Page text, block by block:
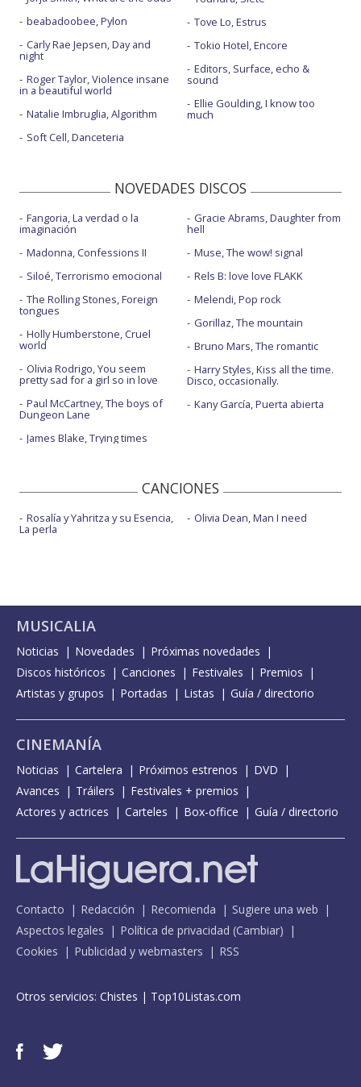
beabadoobee, Pylon
Carly Rae Jepsen, Day and
night
Roger Taylor, Violence insane
in a beautiful world
Natalie Imbruglia, Algorithm
Soft Cell, Danceteria
Tove Lo, Estrus
Tokio Hotel, Encore
Editors, Surface, echo &
sound
Ellie Goulding, I know too
much
NOVEDADES DISCOS
Fangoria, La verdad o la
imaginación
Madonna, Confessions II
Siloé, Terrorismo emocional
The Rolling Stones, Foreign
tongues
Holly Humberstone, Cruel
world
Olivia Rodrigo, You seem
pretty sad for a girl so in love
Paul McCartney, The boys of
Dungeon Lane
James Blake, Trying times
Gracie Abrams, Daughter from
hell
Muse, The wow! signal
Rels B: love love FLAKK
Melendi, Pop rock
Gorillaz, The mountain
Bruno Mars, The romantic
Harry Styles, Kiss all the time.
Disco, occasionally.
Kany García, Puerta abierta
CANCIONES
Rosalía y Yahritza y su Esencia,
La perla
Olivia Dean, Man I need
MUSICALIA
Noticias Novedades
Próximas novedades
Discos históricos
Canciones Festivales
Premios
Artistas y grupos
Portadas Listas Guía / directorio
CINEMANÍA
Noticias Cartelera Próximos estrenos
DVD
Avances
Tráilers
Festivales + premios
Actores y actrices
Carteles Box-office Guía / directorio
Contacto Redacción Recomienda
Sugiere una web
Aspectos legales
Política de privacidad (Cambiar)
Cookies
Publicidad y webmasters RSS
Otros servicios: Chistes | Top10Listas.com